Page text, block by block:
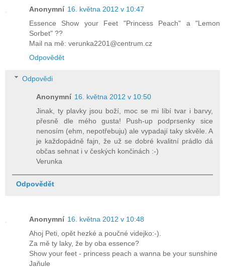
Anonymní 16. května 2012 v 10:47
Essence Show your Feet "Princess Peach" a "Lemon
Sorbet" ??
Mail na mě: verunka2201@centrum.cz
Odpovědět
Odpovědi
Anonymní 16. května 2012 v 10:50
Jinak, ty plavky jsou boží, moc se mi líbí tvar i barvy,
přesně dle mého gusta! Push-up podprsenky sice
nenosím (ehm, nepotřebuju) ale vypadají taky skvěle. A
je každopádně fajn, že už se dobré kvalitní prádlo dá
občas sehnat i v českých končinách :-)
Verunka
Odpovědět
Anonymní 16. května 2012 v 10:48
Ahoj Peti, opět hezké a poučné videjko:-).
Za mě ty laky, že by oba essence?
Show your feet - princess peach a wanna be your sunshine
Jaňule